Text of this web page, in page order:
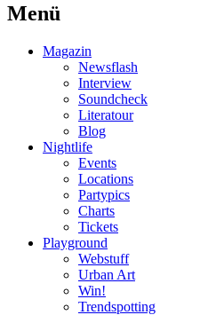
Menü
Magazin
Newsflash
Interview
Soundcheck
Literatour
Blog
Nightlife
Events
Locations
Partypics
Charts
Tickets
Playground
Webstuff
Urban Art
Win!
Trendspotting